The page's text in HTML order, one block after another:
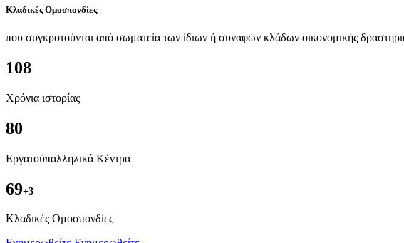
Κλαδικές Ομοσπονδίες
που συγκροτούνται από σωματεία των ίδιων ή συναφών κλάδων οικονομικής
108
Χρόνια ιστορίας
80
Εργατοϋπαλληλικά Κέντρα
69+3
Kλαδικές Ομοσπονδίες